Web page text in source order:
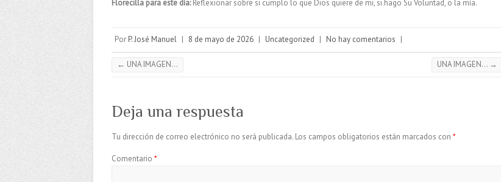
Florecilla para este día:Reflexionar sobre si cumplo lo que Dios quiere de mi, si hago Su Voluntad, o la mía.
Por P. José Manuel | 8 de mayo de 2026 | Uncategorized | No hay comentarios |
← UNA IMAGEN… UNA IMAGEN… →
Deja una respuesta
Tu dirección de correo electrónico no será publicada. Los campos obligatorios están marcados con *
Comentario *